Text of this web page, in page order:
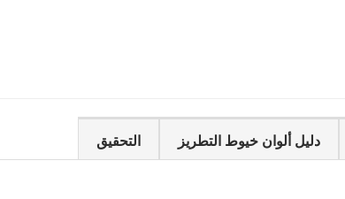
دليل ألوان خيوط التطريز التحقيق